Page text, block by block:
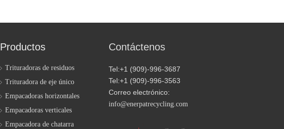
Productos
Trituradoras de residuos
Trituradora de eje único
Empacadoras horizontales
Empacadoras verticales
Empacadora de chatarra
Contáctenos
Tel:+1 (909)-996-3687
Tel:+1 (909)-996-3563
Correo electrónico:
info@enerpatrecycling.com